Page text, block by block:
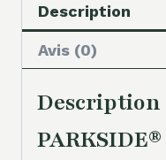
Description
Avis (0)
Description